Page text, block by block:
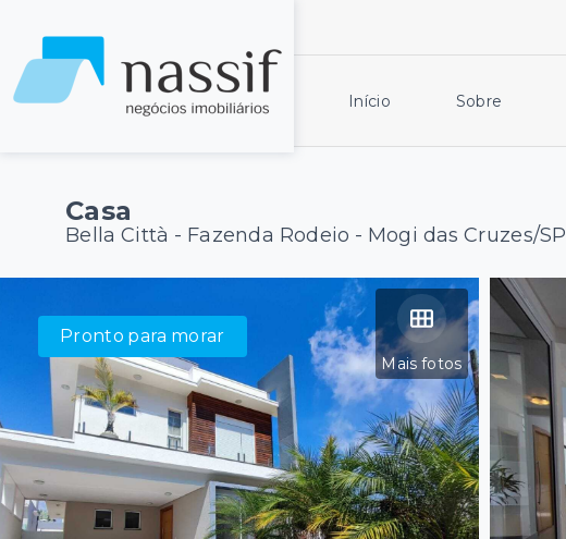
Início Sobre
Casa
Bella Città - Fazenda Rodeio - Mogi das Cruzes/SP
Mais fotos
Pronto para morar